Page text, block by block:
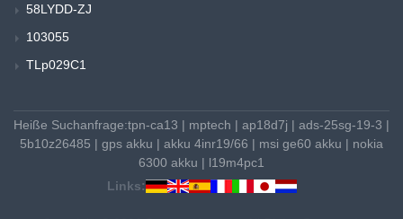
58LYDD-ZJ
103055
TLp029C1
Heiße Suchanfrage:tpn-ca13 | mptech | ap18d7j | ads-25sg-19-3 |
5b10z26485 | gps akku | akku 4inr19/66 | msi ge60 akku | nokia
6300 akku | l19m4pc1
Links: